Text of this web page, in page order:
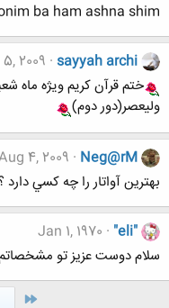
ba ham ashna shim
sayyah archi
2009
ختم قرآن کریم ویژه ماه
ولیعصر(دور دوم)
Neg@rM
4, 2009
بهترين آواتار را چه كسي دارد
"eli"
Jan 1, 1970
سلام دوست عزيز تو
اول